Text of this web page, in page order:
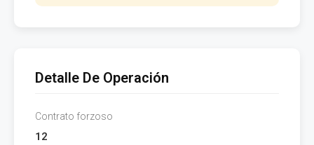
Detalle De Operación
Contrato forzoso
12